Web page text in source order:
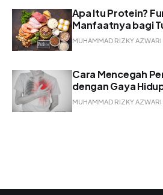
Apa Itu Protein?
Manfaatnya bagi
MUHAMMAD RIZKY AZWARI
Cara Mencegah
dengan Gaya
MUHAMMAD RIZKY AZWARI